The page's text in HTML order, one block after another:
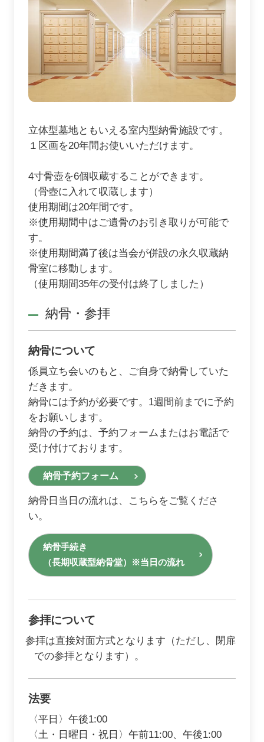
立体型墓地ともいえる室内型納骨施設です。
１区画を20年間お使いいただけます。
4寸骨壺を6個収蔵することができます。
（骨壺に入れて収蔵します）
使用期間は20年間です。
※使用期間中はご遺骨のお引き取りが可能で
す。
※使用期間満了後は当会が併設の永久収蔵納
骨室に移動します。
（使用期間35年の受付は終了しました）
納骨・参拝
納骨について
係員立ち会いのもと、ご自身で納骨していた
だきます。
納骨には予約が必要です。1週間前までに予約
をお願いします。
納骨の予約は、予約フォームまたはお電話で
受け付けております。
納骨予約フォーム
納骨日当日の流れは、こちらをご覧くださ
い。
納骨手続き
（長期収蔵型納骨堂）※当日の流れ
参拝について
参拝は直接対面方式となります（ただし、閉扉
での参拝となります）。
法要
〈平日〉午後1:00
〈土・日曜日・祝日〉午前11:00、午後1:00